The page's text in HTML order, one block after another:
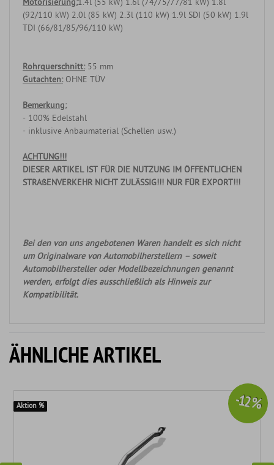
Motorisierung:1.4l (55 kW) 1.6l (74/75/77/81 kW) 1.8l
(92/110 kW) 2.0l (85 kW) 2.3l (110 kW) 1.9l SDI (50 kW) 1.9l
TDI (66/81/85/96/110 kW)
Rohrquerschnitt:55 mm
Gutachten:OHNE TÜV
Bemerkung:
- 100% Edelstahl
- inklusive Anbaumaterial (Schellen usw.)
ACHTUNG!!!
DIESER ARTIKEL IST FÜR DIE NUTZUNG IM ÖFFENTLICHEN
STRAßENVERKEHR NICHT ZULÄSSIG!!! NUR FÜR EXPORT!!!
Bei den von uns angebotenen Waren handelt es sich nicht
um Originalware von Automobilherstellern – soweit
Automobilhersteller oder Modellbezeichnungen genannt
werden, erfolgt dies ausschließlich als Hinweis zur
Kompatibilität.
ÄHNLICHE ARTIKEL
-12 %
Aktion %